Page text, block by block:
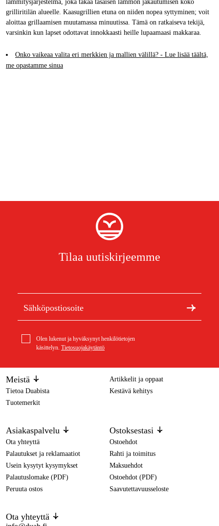
lämmitysjärjestelmä, joka takaa tasaisen lämmön jakautumisen koko
grilliritilän alueelle. Kaasugrillien etuna on niiden nopea syttyminen; voit
aloittaa grillaamisen muutamassa minuutissa. Tämä on ratkaiseva tekijä,
varsinkin kun lapset odottavat innokkaasti heille lupaamaasi makkaraa.
Onko vaikeaa valita eri merkkien ja mallien välillä? - Lue lisää täältä,
me opastamme sinua
Tilaa uutiskirjeemme
Olen lukenut ja hyväksynyt henkilötietojen
käsittelyn. Tietosuojakäytäntö
Meistä
Tietoa Duabista
Tuotemerkit
Artikkelit ja oppaat
Kestävä kehitys
Asiakaspalvelu
Ota yhteyttä
Palautukset ja reklamaatiot
Usein kysytyt kysymykset
Palautuslomake (PDF)
Peruuta ostos
Ostoksestasi
Ostoehdot
Rahti ja toimitus
Maksuehdot
Ostoehdot (PDF)
Saavutettavuusseloste
Ota yhteyttä